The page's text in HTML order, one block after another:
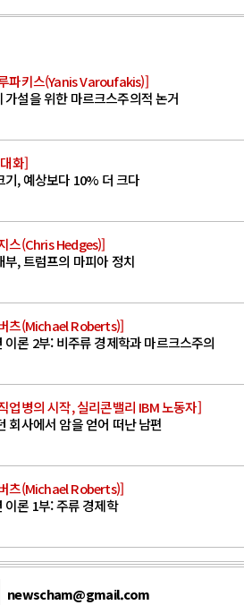
파키스(Yanis Varoufakis)]
가설을 위한 마르크스주의적 논거
화]
기, 예상보다 10% 더 크다
스(Chris Hedges)]
부, 트럼프의 마피아 정치
츠(Michael Roberts)]
이론 2부: 비주류 경제학과 마르크스주의
업병의 시작, 실리콘밸리 IBM 노동자]
회사에서 암을 얻어 떠난 남편
츠(Michael Roberts)]
이론 1부: 주류 경제학
newscham@gmail.com